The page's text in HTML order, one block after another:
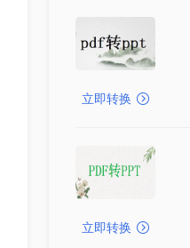
立即转换
立即转换